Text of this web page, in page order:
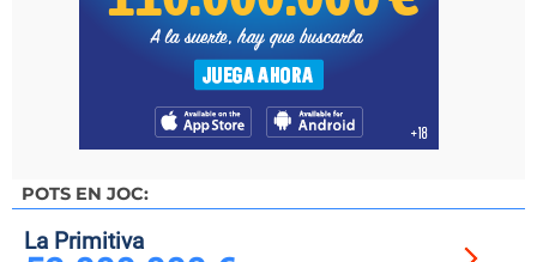
POTS EN JOC:
La Primitiva